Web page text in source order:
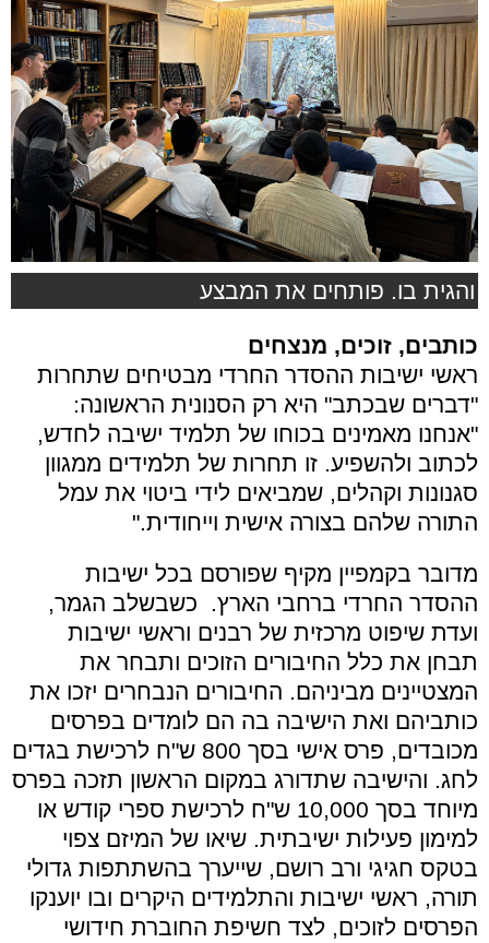
והגית בו. פותחים את המבצע
כותבים, זוכים, מנצחים
ראשי ישיבות ההסדר החרדי מבטיחים שתחרות
"דברים שבכתב" היא רק הסנונית הראשונה:
"אנחנו מאמינים בכוחו של תלמיד ישיבה לחדש,
לכתוב ולהשפיע. זו תחרות של תלמידים ממגוון
סגנונות וקהלים, שמביאים לידי ביטוי את עמל
התורה שלהם בצורה אישית וייחודית."
מדובר בקמפיין מקיף שפורסם בכל ישיבות
ההסדר החרדי ברחבי הארץ. כשבשלב הגמר,
ועדת שיפוט מרכזית של רבנים וראשי ישיבות
תבחן את כלל החיבורים הזוכים ותבחר את
המצטיינים מביניהם. החיבורים הנבחרים יזכו את
כותביהם ואת הישיבה בה הם לומדים בפרסים
מכובדים, פרס אישי בסך 800 ש"ח לרכישת בגדים
לחג. והישיבה שתדורג במקום הראשון תזכה בפרס
מיוחד בסך 10,000 ש"ח לרכישת ספרי קודש או
למימון פעילות ישיבתית. שיאו של המיזם צפוי
בטקס חגיגי ורב רושם, שייערך בהשתתפות גדולי
תורה, ראשי ישיבות והתלמידים היקרים ובו יוענקו
הפרסים לזוכים, לצד חשיפת החוברת חידושי